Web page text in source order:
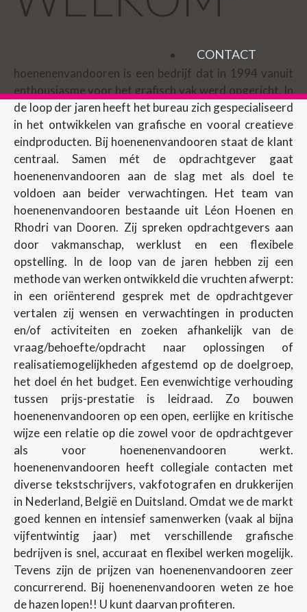
CONTACT
hoenenenvandooren is een bedrijf dat in 1994 vanuit
enthousiasme voor het grafisch vak werd opgericht. In
de loop der jaren heeft het bureau zich gespecialiseerd
in het ontwikkelen van grafische en vooral creatieve
eindproducten. Bij hoenenenvandooren staat de klant
centraal. Samen mét de opdrachtgever gaat
hoenenenvandooren aan de slag met als doel te
voldoen aan beider verwachtingen. Het team van
hoenenenvandooren bestaande uit Léon Hoenen en
Rhodri van Dooren. Zij spreken opdrachtgevers aan
door vakmanschap, werklust en een flexibele
opstelling. In de loop van de jaren hebben zij een
methode van werken ontwikkeld die vruchten afwerpt:
in een oriënterend gesprek met de opdrachtgever
vertalen zij wensen en verwachtingen in producten
en/of activiteiten en zoeken afhankelijk van de
vraag/behoefte/opdracht naar oplossingen of
realisatiemogelijkheden afgestemd op de doelgroep,
het doel én het budget. Een evenwichtige verhouding
tussen prijs-prestatie is leidraad. Zo bouwen
hoenenenvandooren op een open, eerlijke en kritische
wijze een relatie op die zowel voor de opdrachtgever
als voor hoenenenvandooren werkt.
hoenenenvandooren heeft collegiale contacten met
diverse tekstschrijvers, vakfotografen en drukkerijen
in Nederland, België en Duitsland. Omdat we de markt
goed kennen en intensief samenwerken (vaak al bijna
vijfentwintig jaar) met verschillende grafische
bedrijven is snel, accuraat en flexibel werken mogelijk.
Tevens zijn de prijzen van hoenenenvandooren zeer
concurrerend. Bij hoenenenvandooren weten ze hoe
de hazen lopen!! U kunt daarvan profiteren.